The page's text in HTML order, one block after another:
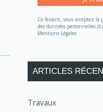
Ce faisant, vous acceptez
des données personnelles
Mentions Légales
ARTICLES
Travaux